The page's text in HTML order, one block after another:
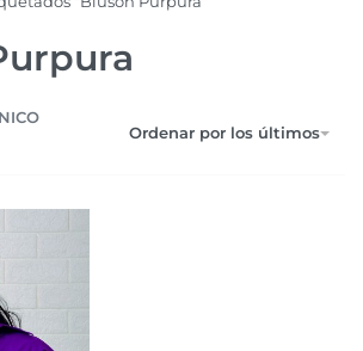
Ordenar por los últimos